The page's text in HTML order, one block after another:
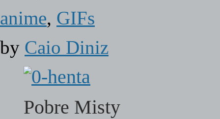
anime, GIFs
by Caio Diniz
Pobre Misty